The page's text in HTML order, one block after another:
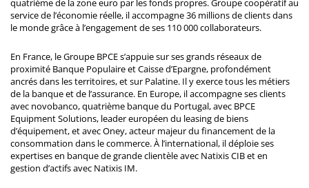
quatrième de la zone euro par les fonds propres. Groupe coopératif au
service de l’économie réelle, il accompagne 36 millions de clients dans
le monde grâce à l’engagement de ses 110 000 collaborateurs.
En France, le Groupe BPCE s’appuie sur ses grands réseaux de
proximité Banque Populaire et Caisse d’Epargne, profondément
ancrés dans les territoires, et sur Palatine. Il y exerce tous les métiers
de la banque et de l’assurance. En Europe, il accompagne ses clients
avec novobanco, quatrième banque du Portugal, avec BPCE
Equipment Solutions, leader européen du leasing de biens
d’équipement, et avec Oney, acteur majeur du financement de la
consommation dans le commerce. À l’international, il déploie ses
expertises en banque de grande clientèle avec Natixis CIB et en
gestion d’actifs avec Natixis IM.